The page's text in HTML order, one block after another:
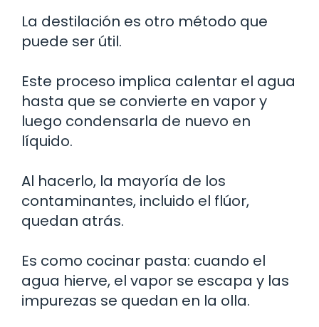
La destilación es otro método que
puede ser útil.
Este proceso implica calentar el agua
hasta que se convierte en vapor y
luego condensarla de nuevo en
líquido.
Al hacerlo, la mayoría de los
contaminantes, incluido el flúor,
quedan atrás.
Es como cocinar pasta: cuando el
agua hierve, el vapor se escapa y las
impurezas se quedan en la olla.